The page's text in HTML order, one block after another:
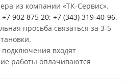
из компании «ТК-Сервис».
+7 902 875 20; +7 (343) 319-40-96.
просьба связаться за 3-5
подключения входят
работы оплачиваются